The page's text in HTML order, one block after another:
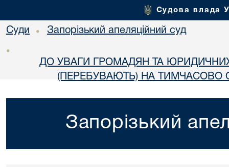
Судова влада
Суди • Запорізький апеляційний суд
•
ДО УВАГИ ГРОМАДЯН ТА
(ПЕРЕБУВАЮТЬ) НА ТИМЧАСОВО
Запорізький